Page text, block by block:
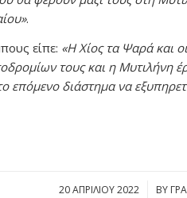
.
είπε: «Η Χίος τα Ψαρά και
τους και η Μυτιλήνη
επόμενο διάστημα να
20 ΑΠΡΙΛΊΟΥ 2022
/ BY